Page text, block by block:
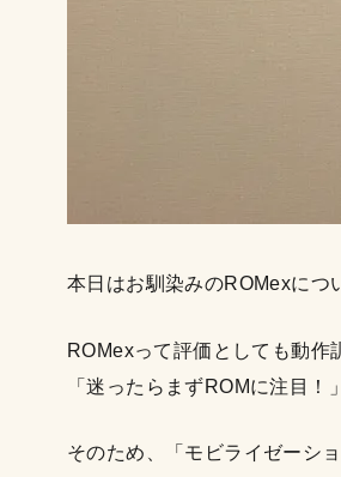
本日はお馴染みのROMexにつ
ROMexって評価としても動作
「迷ったらまずROMに注目
そのため、「モビライゼーシ